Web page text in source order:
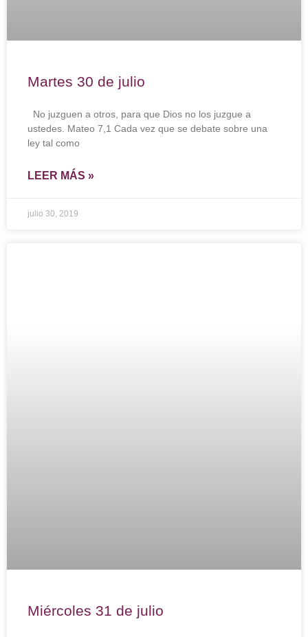
Martes 30 de julio
No juzguen a otros, para que Dios no los juzgue a
ustedes. Mateo 7,1 Cada vez que se debate sobre una
ley tal como
LEER MÁS »
julio 30, 2019
Miércoles 31 de julio